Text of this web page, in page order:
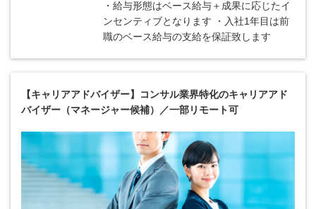
・給与形態はベース給与＋成果に応じたイ
ンセンティブとなります ・入社1年目は前
職のベース給与の支給を保証致します
【キャリアアドバイザー】コンサル業界特化のキャリアアド
バイザー（マネージャー候補）／一部リモート可